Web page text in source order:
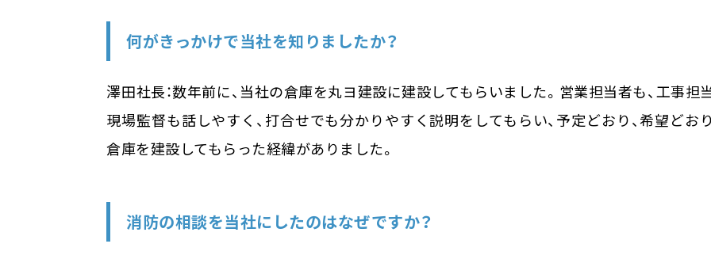
何がきっかけで当社を知りましたか？
澤田社長：数年前に、当社の倉庫を丸ヨ建設に建設してもらいました。営業担当者も、工事担
現場監督も話しやすく、打合せでも分かりやすく説明をしてもらい、予定どおり、希望どお
倉庫を建設してもらった経緯がありました。
消防の相談を当社にしたのはなぜですか？